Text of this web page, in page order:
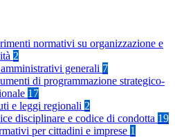
normativi su organizzazione e
2
generali 7
di programmazione strategico-
17
e leggi regionali 2
disciplinare e codice di condotta 19
per cittadini e imprese 1